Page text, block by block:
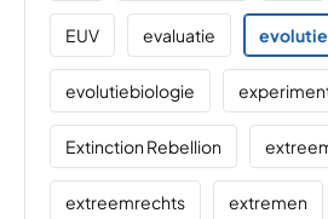
EUV evaluatie evolutie
evolutiebiologie
Extinction Rebellion
extreemrechts extremen